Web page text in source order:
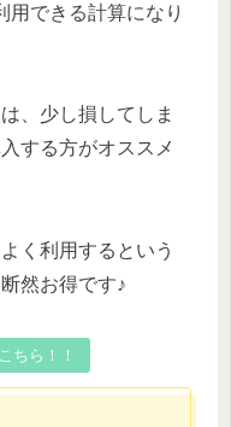
用できる計算になり
、少し損してしま
する方がオススメ
く利用するという
然お得です♪
ちら！！